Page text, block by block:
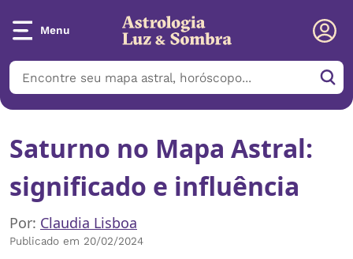
Menu
Saturno no Mapa Astral:
significado e influência
Por: Claudia Lisboa
Publicado em 20/02/2024